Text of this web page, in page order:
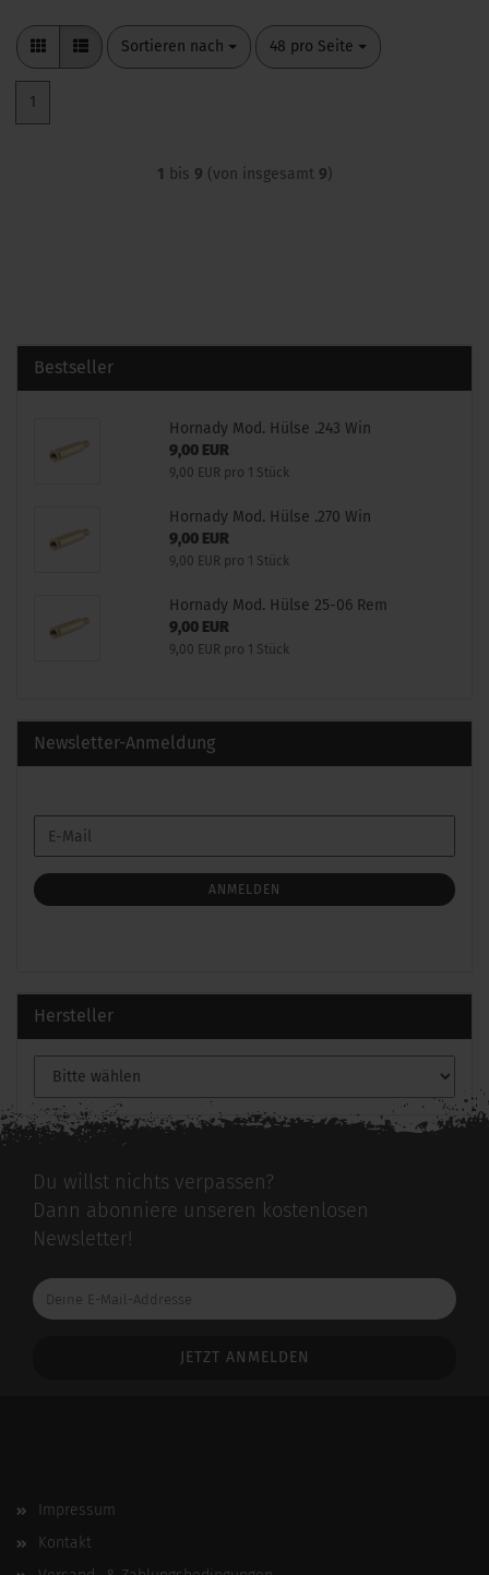
Sortieren nach
Sortieren nach 48 pro Seite
pro Seite
1
1 bis 9 (von insgesamt 9)
Bestseller
Hornady Mod. Hülse .243 Win
9,00 EUR
9,00 EUR pro 1 Stück
Hornady Mod. Hülse .270 Win
9,00 EUR
9,00 EUR pro 1 Stück
Hornady Mod. Hülse 25-06 Rem
9,00 EUR
9,00 EUR pro 1 Stück
Newsletter-Anmeldung
ZUR
ANMELDUNG
E-
Mail
ANMELDEN
Hersteller
Du willst nichts verpassen?
Dann abonniere unseren kostenlosen
Newsletter!
Deine
E-
Impressum
Kontakt